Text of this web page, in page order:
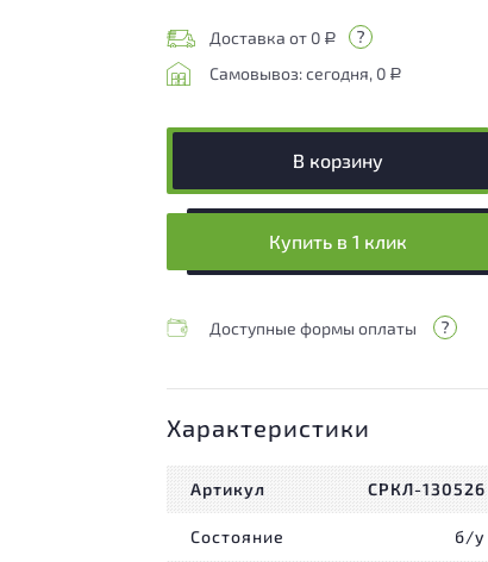
Доставка от 0 Р
Самовывоз: сегодня, 0 Р
В корзину
Купить в 1 клик
Доступные формы оплаты
Характеристики
Артикул СРКЛ-130526
Состояние б/у